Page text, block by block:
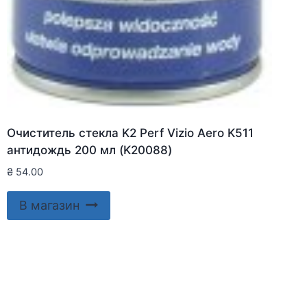
Очиститель стекла K2 Perf Vizio Aero K511
антидождь 200 мл (K20088)
₴54.00
В магазин